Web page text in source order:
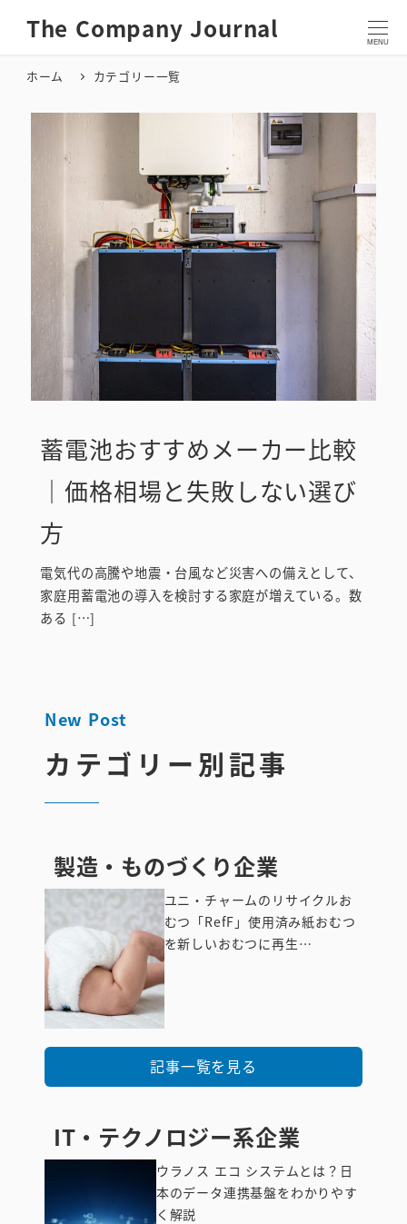
The Company Journal MENU
ホーム カテゴリー一覧
サステナビリティ
蓄電池おすすめメーカー比較
｜価格相場と失敗しない選び
方
電気代の高騰や地震・台風など災害への備えとして、
家庭用蓄電池の導入を検討する家庭が増えている。数
ある […]
New Post
カテゴリー別記事
製造・ものづくり企業
製造・ものづくり
企業
ユニ・チャームのリサイクルお
むつ「RefF」使用済み紙おむつ
を新しいおむつに再生…
記事一覧を見る
IT・テクノロジー系企業
ウラノス エコ システムとは？日
本のデータ連携基盤をわかりやす
く解説